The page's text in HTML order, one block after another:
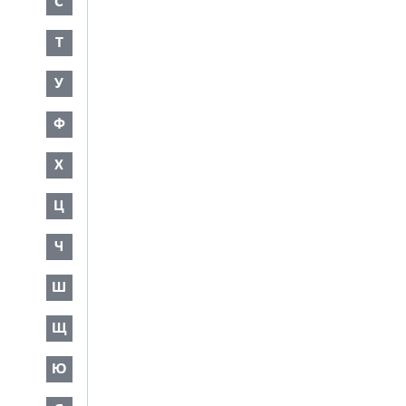
Т
У
Ф
Х
Ц
Ч
Ш
Щ
Ю